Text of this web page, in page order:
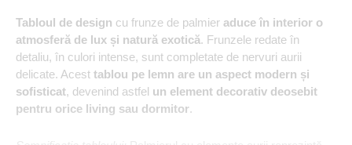
Tabloul de design cu frunze de palmier aduce în interior o
atmosferă de lux și natură exotică. Frunzele redate în
detaliu, în culori intense, sunt completate de nervuri aurii
delicate. Acest tablou pe lemn are un aspect modern și
sofisticat, devenind astfel un element decorativ deosebit
pentru orice living sau dormitor.